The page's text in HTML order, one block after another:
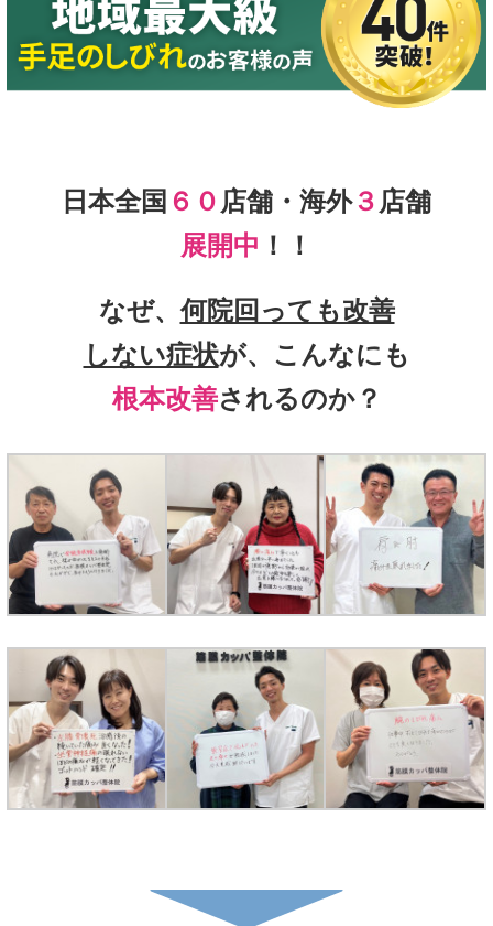
日本全国 ６０ 店舗・海外３ 店舗
展開中 ！！
なぜ、何院回っても改善
しない症状が、こんなにも
根本改善されるのか？